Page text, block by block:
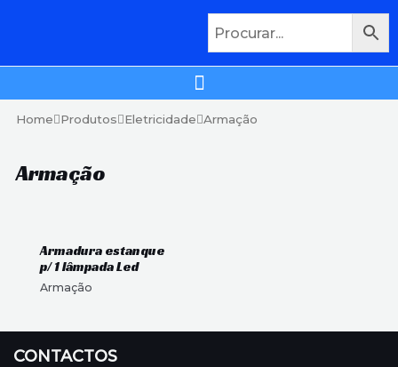
Home Produtos Eletricidade Armação
Armação
Armadura estanque
p/ 1 lâmpada Led
Armação
CONTACTOS